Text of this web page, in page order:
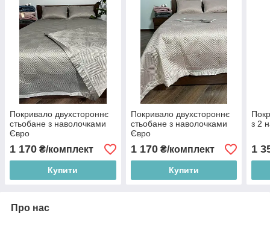
Покривало двухстороннє
стьобане з наволочками
Євро
1 170 ₴/комплект
Купити
Покривало двухстороннє
стьобане з наволочками
Євро
1 170₴/комплект
Купити
з 2
1
Про нас